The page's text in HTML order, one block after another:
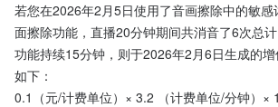
若您在2026年2月5日使用了音画擦除中的敏
面擦除功能，直播20分钟期间共消音了6次总
功能持续15分钟，则于2026年2月6日生成的
如下：
0.1（元/计费单位）× 3.2 （计费单位/分钟）×